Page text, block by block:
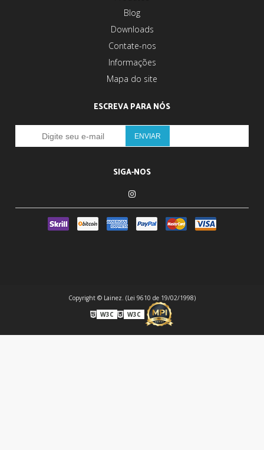
Blog
Downloads
Contate-nos
Informações
Mapa do site
ESCREVA PARA NÓS
SIGA-NOS
Copyright © Lainez. (Lei 9610 de 19/02/1998)
W3C
W3C